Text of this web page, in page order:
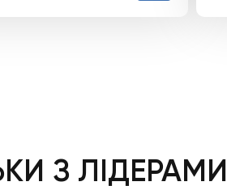
З ЛІДЕРАМИ